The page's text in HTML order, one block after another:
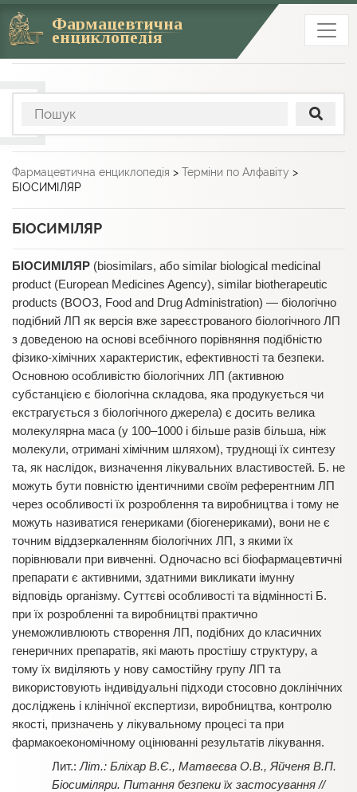
Фармацевтична
енциклопедія
Фармацевтична енциклопедія > Терміни по Алфавіту >
БІОСИМІЛЯР
БІОСИМІЛЯР
БІОСИМІЛЯР (biosimilars, або similar biological medicinal
product (European Medicines Agency), similar biotherapeutic
products (ВООЗ, Food and Drug Administration) — біологічно
подібний ЛП як версія вже зареєстрованого біологічного ЛП
з доведеною на основі всебічного порівняння подібністю
фізико-хімічних характеристик, ефективності та безпеки.
Основною особливістю біологічних ЛП (активною
субстанцією є біологічна складова, яка продукується чи
екстрагується з біологічного джерела) є досить велика
молекулярна маса (у 100–1000 і більше разів більша, ніж
молекули, отримані хімічним шляхом), труднощі їх синтезу
та, як наслідок, визначення лікувальних властивостей. Б. не
можуть бути повністю ідентичними своїм референтним ЛП
через особливості їх розроблення та виробництва і тому не
можуть називатися генериками (біогенериками), вони не є
точним віддзеркаленням біологічних ЛП, з якими їх
порівнювали при вивченні. Одночасно всі біофармацевтичні
препарати є активними, здатними викликати імунну
відповідь організму. Суттєві особливості та відмінності Б.
при їх розробленні та виробництві практично
унеможливлюють створення ЛП, подібних до класичних
генеричних препаратів, які мають простішу структуру, а
тому їх виділяють у нову самостійну групу ЛП та
використовують індивідуальні підходи стосовно доклінічних
досліджень і клінічної експертизи, виробництва, контролю
якості, призначень у лікувальному процесі та при
фармакоекономічному оцінюванні результатів лікування.
Літ.: Бліхар В.Є., Матвеєва О.В., Яйченя В.П.
Біосиміляри. Питання безпеки їх застосування //